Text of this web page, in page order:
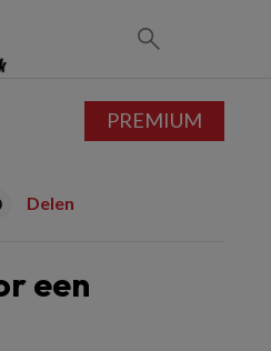
Delen
een
PREMIUM